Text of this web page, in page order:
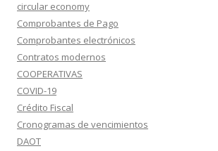
circular economy
Comprobantes de Pago
Comprobantes electrónicos
Contratos modernos
COOPERATIVAS
COVID-19
Crédito Fiscal
Cronogramas de vencimientos
DAOT